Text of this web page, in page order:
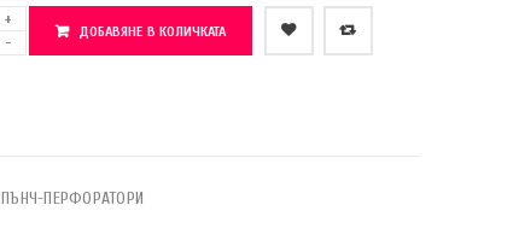
ДОБАВЯНЕ В КОЛИЧКАТА
ПЪНЧ-ПЕРФОРАТОРИ